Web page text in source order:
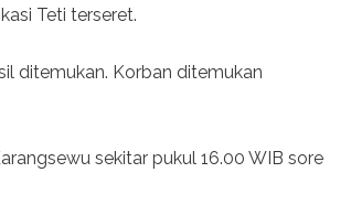
Teti terseret.
ditemukan. Korban ditemukan
sekitar pukul 16.00 WIB sore